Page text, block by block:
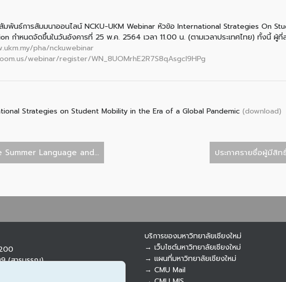
มพันธ์การสัมมนาออนไลน์ NCKU-UKM Webinar หัวข้อ International Strategies On
กำหนดจัดขึ้นในวันอังคารที่ 25 พ.ค. 2564 เวลา 11.00 น. (ตามเวลาประเทศไทย) ทั้งนี้ ผู้
pha/nckuwebinar
webinar/register/WN_8UOMrhE2R7S8qAsgcl9HPg
Strategies on Student Mobility in the Era of a Global Pandemic (download)
Language and...
ประกาศรายชื่อผู้มีสิท
(สารบรรณ)
บริการของมหาวิทยาลัยเชียงใหม่
→ เว็บไซต์มหาวิทยาลัยเชียงใหม่
→ แผนที่มหาวิทยาลัยเชียงใหม่
→ CMU Mail